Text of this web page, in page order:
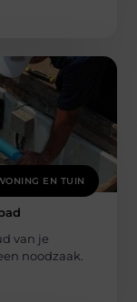
EN TUIN
van je
noodzaak.